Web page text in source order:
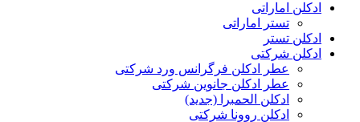
ادکلن اماراتی
تستر اماراتی
ادکلن تستر
ادکلن شرکتی
عطر ادکلن فرگرانس ورد شرکتی
عطر ادکلن جانوین شرکتی
ادکلن الحمبرا (جدید)
ادکلن روونا شرکتی